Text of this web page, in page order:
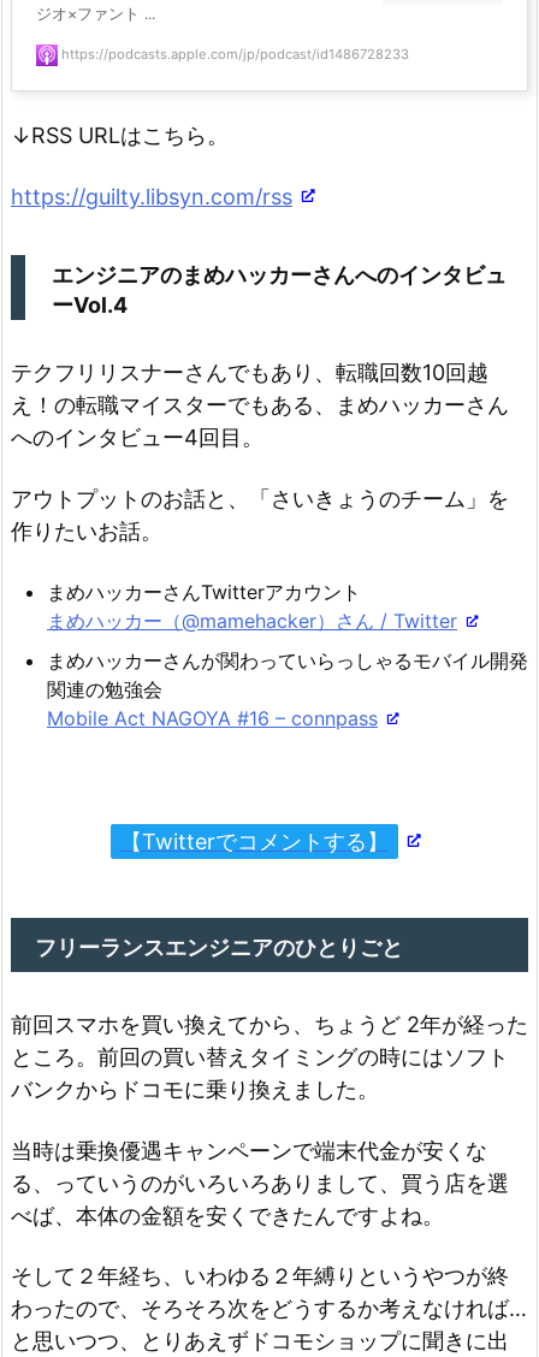
ジオ×ファント ...
https://podcasts.apple.com/jp/podcast/id1486728233
↓RSS URLはこちら。
https://guilty.libsyn.com/rss
エンジニアのまめハッカーさんへのインタビュ
ーVol.4
テクフリリスナーさんでもあり、転職回数10回越
え！の転職マイスターでもある、まめハッカーさん
へのインタビュー4回目。
アウトプットのお話と、「さいきょうのチーム」を
作りたいお話。
まめハッカーさんTwitterアカウント
まめハッカー（@mamehacker）さん / Twitter
まめハッカーさんが関わっていらっしゃるモバイル開発
関連の勉強会
Mobile Act NAGOYA #16 – connpass
【Twitterでコメントする】
フリーランスエンジニアのひとりごと
前回スマホを買い換えてから、ちょうど 2年が経った
ところ。前回の買い替えタイミングの時にはソフト
バンクからドコモに乗り換えました。
当時は乗換優遇キャンペーンで端末代金が安くな
る、っていうのがいろいろありまして、買う店を選
べば、本体の金額を安くできたんですよね。
そして２年経ち、いわゆる２年縛りというやつが終
わったので、そろそろ次をどうするか考えなければ…
と思いつつ、とりあえずドコモショップに聞きに出